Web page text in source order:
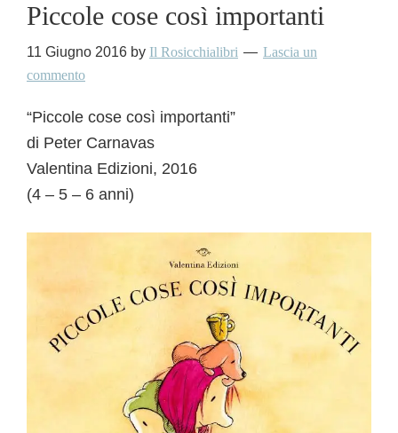
Piccole cose così importanti
11 Giugno 2016 by Il Rosicchialibri
Lascia un
commento
“Piccole cose così importanti”
di Peter Carnavas
Valentina Edizioni, 2016
(4 – 5 – 6 anni)